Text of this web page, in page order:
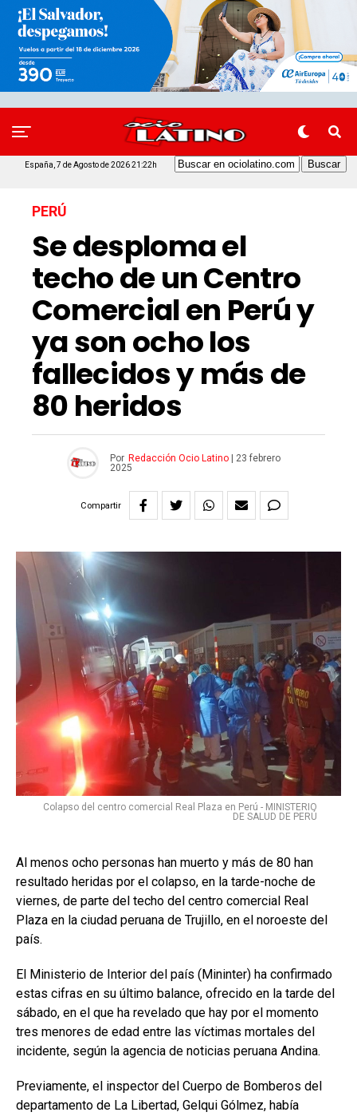
España, 7 de Agosto de 2026 21:22h
PERÚ
Se desploma el
techo de un Centro
Comercial en Perú y
ya son ocho los
fallecidos y más de
80 heridos
Por Redacción Ocio Latino|
23 febrero
2025
Compartir
Colapso del centro comercial Real Plaza en Perú - MINISTERIO
DE SALUD DE PERÚ
Al menos ocho personas han muerto y más de 80 han
resultado heridas por el colapso, en la tarde-noche de
viernes, de parte del techo del centro comercial Real
Plaza en la ciudad peruana de Trujillo, en el noroeste del
país.
El Ministerio de Interior del país (Mininter) ha confirmado
estas cifras en su último balance, ofrecido en la tarde del
sábado, en el que ha revelado que hay por el momento
tres menores de edad entre las víctimas mortales del
incidente, según la agencia de noticias peruana Andina.
Previamente, el inspector del Cuerpo de Bomberos del
departamento de La Libertad, Gelqui Gólmez, había